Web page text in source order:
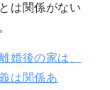
は関係がない
婚後の家は、
は関係あ